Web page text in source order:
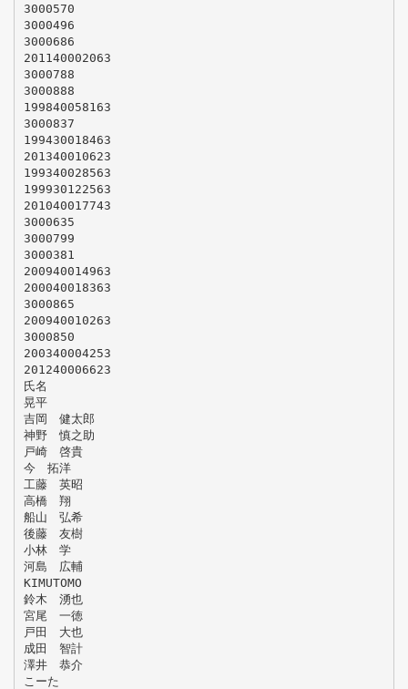
3000570
3000496
3000686
201140002063
3000788
3000888
199840058163
3000837
199430018463
201340010623
199340028563
199930122563
201040017743
3000635
3000799
3000381
200940014963
200040018363
3000865
200940010263
3000850
200340004253
201240006623
氏名
晃平
吉岡 健太郎
神野 慎之助
戸崎 啓貴
今 拓洋
工藤 英昭
高橋 翔
船山 弘希
後藤 友樹
小林 学
河島 広輔
KIMUTOMO
鈴木 湧也
宮尾 一徳
戸田 大也
成田 智計
澤井 恭介
こーた